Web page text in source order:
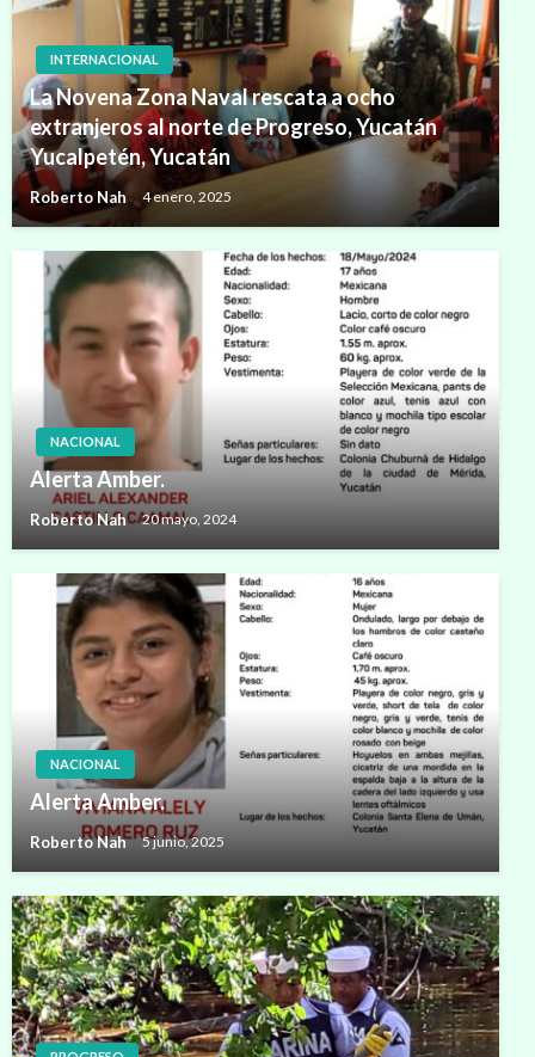
INTERNACIONAL
La Novena Zona Naval rescata a ocho
extranjeros al norte de Progreso, Yucatán
Yucalpetén, Yucatán
Roberto Nah 4 enero, 2025
NACIONAL
Alerta Amber.
Roberto Nah 20 mayo, 2024
NACIONAL
Alerta Amber.
Roberto Nah 5 junio, 2025